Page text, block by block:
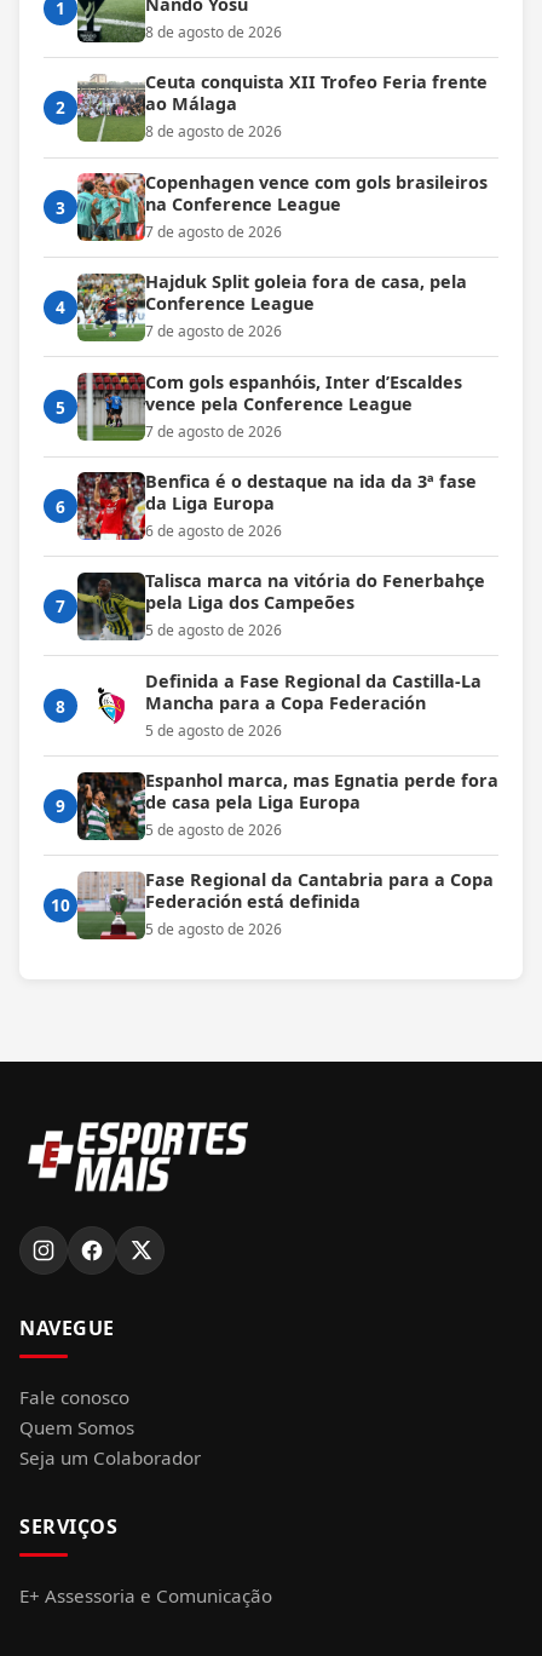
1
8 de agosto de 2026
2
Ceuta conquista XII Trofeo Feria frente
ao Málaga
8 de agosto de 2026
3
Copenhagen vence com gols brasileiros
na Conference League
7 de agosto de 2026
4
Hajduk Split goleia fora de casa, pela
Conference League
7 de agosto de 2026
5
Com gols espanhóis, Inter d’Escaldes
vence pela Conference League
7 de agosto de 2026
6
Benfica é o destaque na ida da 3ª fase
da Liga Europa
6 de agosto de 2026
7
Talisca marca na vitória do Fenerbahçe
pela Liga dos Campeões
5 de agosto de 2026
8
Definida a Fase Regional da Castilla-La
Mancha para a Copa Federación
5 de agosto de 2026
9
Espanhol marca, mas Egnatia perde fora
de casa pela Liga Europa
5 de agosto de 2026
10
Fase Regional da Cantabria para a Copa
Federación está definida
5 de agosto de 2026
NAVEGUE
Fale conosco
Quem Somos
Seja um Colaborador
SERVIÇOS
E+ Assessoria e Comunicação